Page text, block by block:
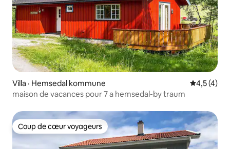
Villa · Hemsedal kommune Note
4,5 (4)
maison de vacances pour 7 a hemsedal-by traum
Coup de cœur voyageurs
Coup de cœur voyageurs